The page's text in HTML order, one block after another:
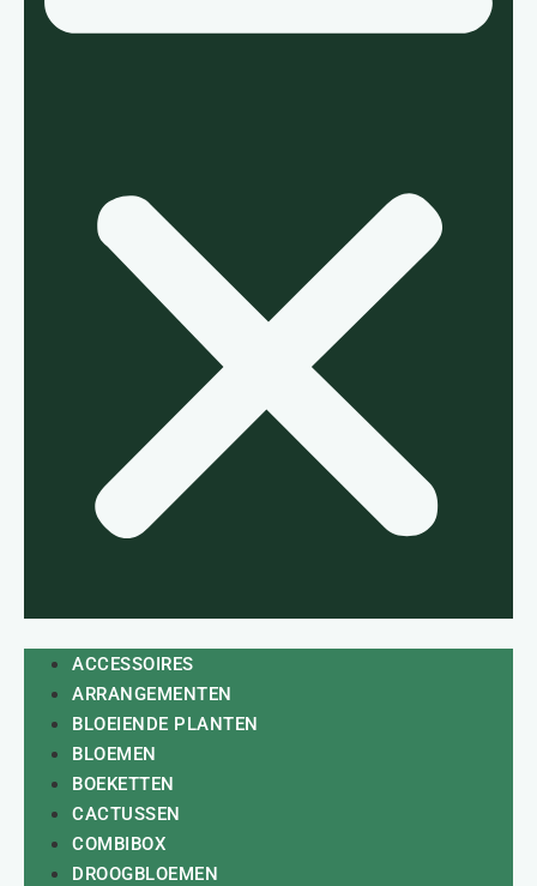
ACCESSOIRES
ARRANGEMENTEN
BLOEIENDE PLANTEN
BLOEMEN
BOEKETTEN
CACTUSSEN
COMBIBOX
DROOGBLOEMEN